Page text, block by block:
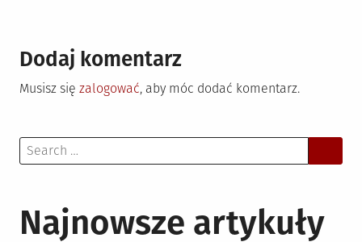
Dodaj komentarz
Musisz się zalogować, aby móc dodać komentarz.
Search
for:
Najnowsze artykuły